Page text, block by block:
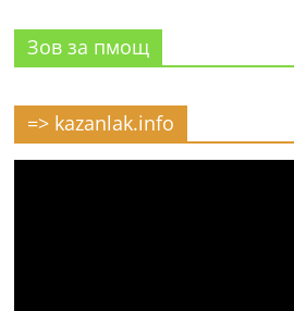
Зов за пмощ
=> kazanlak.info